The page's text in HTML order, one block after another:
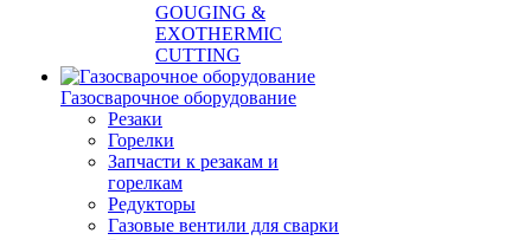
GOUGING &
EXOTHERMIC
CUTTING
Газосварочное оборудование
Резаки
Горелки
Запчасти к резакам и
горелкам
Редукторы
Газовые вентили для сварки